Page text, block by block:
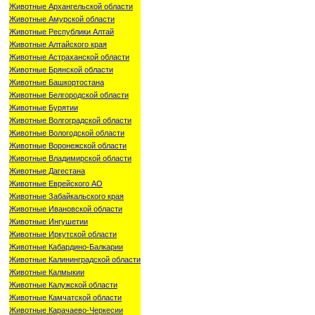
Животные Архангельской области
Животные Амурской области
Животные Республики Алтай
Животные Алтайского края
Животные Астраханской области
Животные Брянской области
Животные Башкортостана
Животные Белгородской области
Животные Бурятии
Животные Волгоградской области
Животные Вологодской области
Животные Воронежской области
Животные Владимирской области
Животные Дагестана
Животные Еврейского АО
Животные Забайкальского края
Животные Ивановской области
Животные Ингушетии
Животные Иркутской области
Животные Кабардино-Балкарии
Животные Калининградской области
Животные Калмыкии
Животные Калужской области
Животные Камчатской области
Животные Карачаево-Черкесии